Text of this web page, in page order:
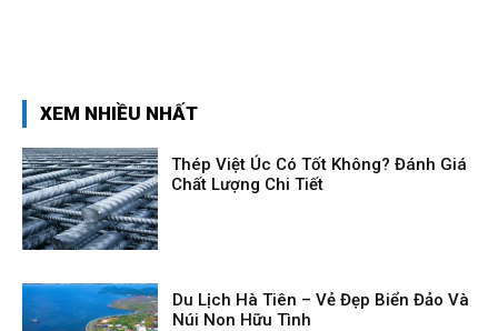
XEM NHIỀU NHẤT
Thép Việt Úc Có Tốt Không? Đánh Giá
Chất Lượng Chi Tiết
Du Lịch Hà Tiên – Vẻ Đẹp Biển Đảo Và
Núi Non Hữu Tình